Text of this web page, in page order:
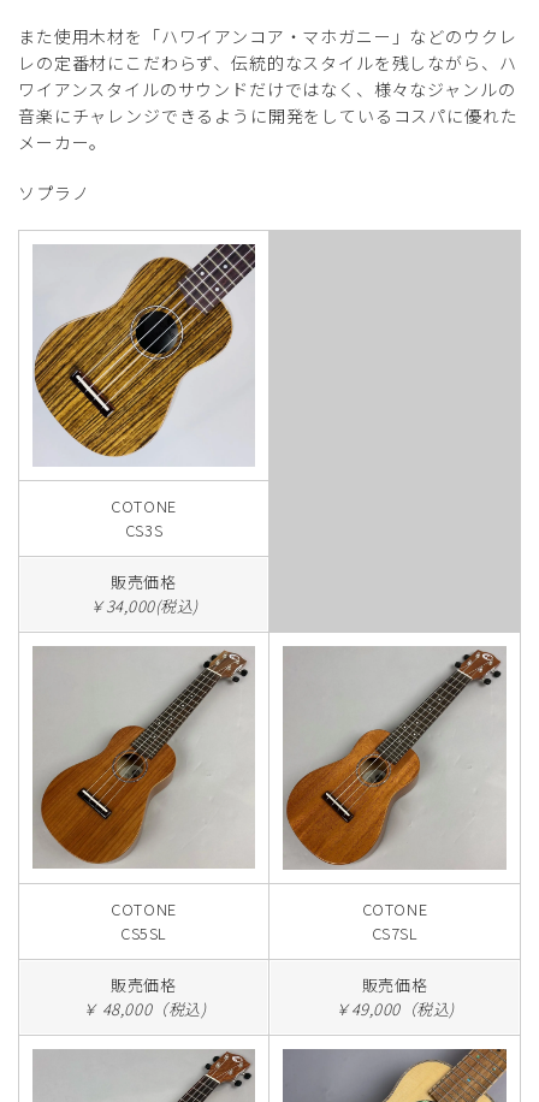
また使用木材を「ハワイアンコア・マホガニー」などのウクレ
レの定番材にこだわらず、伝統的なスタイルを残しながら、ハ
ワイアンスタイルのサウンドだけではなく、様々なジャンルの
音楽にチャレンジできるように開発をしているコスパに優れた
メーカー。
ソプラノ
COTONE
CS3S
販売価格
￥34,000(税込)
COTONE
CS5SL
COTONE
CS7SL
販売価格
￥ 48,000（税込)
販売価格
￥49,000（税込)